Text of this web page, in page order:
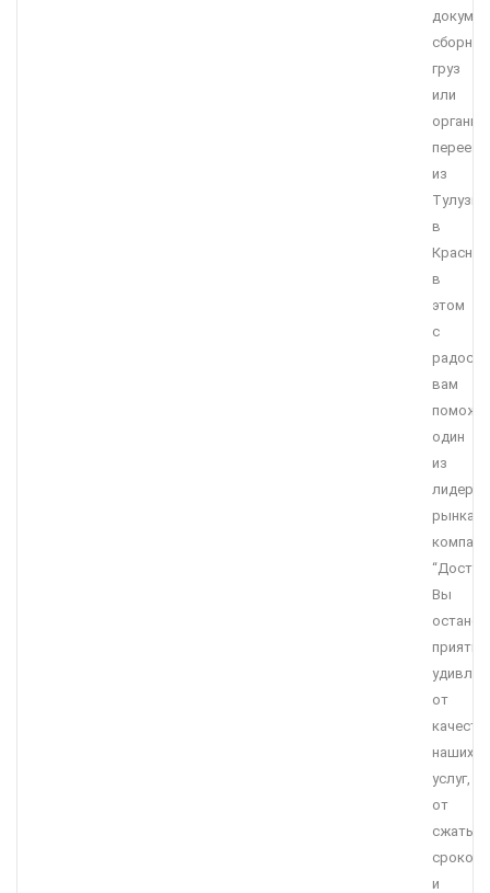
сборный
груз
или
переезд
из
Тулузы
в
в
этом
с
вам
один
из
лидеров
рынка,
Вы
приятно
от
наших
услуг,
от
сжатых
сроков
и